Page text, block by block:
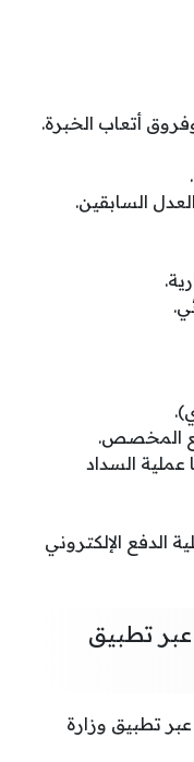
أتعاب الخبرة.
السابقين.
المخصص.
السداد
الدفع الإلكتروني
عبر تطبيق
تطبيق وزارة